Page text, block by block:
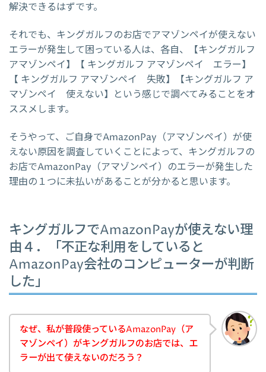
解決できるはずです。
それでも、キングガルフのお店でアマゾンペイが使えない
エラーが発生して困っている人は、各自、【キングガルフ
アマゾンペイ】【 キングガルフ アマゾンペイ エラー】
【 キングガルフ アマゾンペイ 失敗】【キングガルフ ア
マゾンペイ 使えない】という感じで調べてみることをオ
ススメします。
そうやって、ご自身でAmazonPay（アマゾンペイ）が使
えない原因を調査していくことによって、キングガルフの
お店でAmazonPay（アマゾンペイ）のエラーが発生した
理由の１つに未払いがあることが分かると思います。
キングガルフでAmazonPayが使えない理
由４．「不正な利用をしていると
AmazonPay会社のコンピューターが判断
した」
なぜ、私が普段使っているAmazonPay（ア
マゾンペイ）がキングガルフのお店では、エ
ラーが出て使えないのだろう？